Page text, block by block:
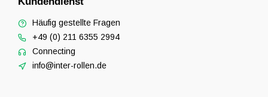
Häufig gestellte Fragen
+49 (0) 211 6355 2994
Connecting
info@inter-rollen.de